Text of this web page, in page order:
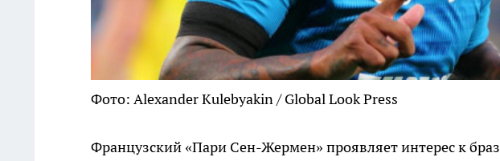
Фото: Alexander Kulebyakin / Global Look Press
Французский «Пари Сен-Жермен» проявляет интерес к